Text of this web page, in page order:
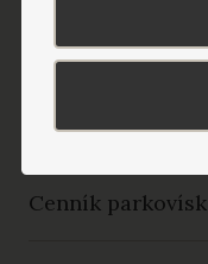
Cenník vstupov
Alexander****
Prechodné
Cenník parkovísk